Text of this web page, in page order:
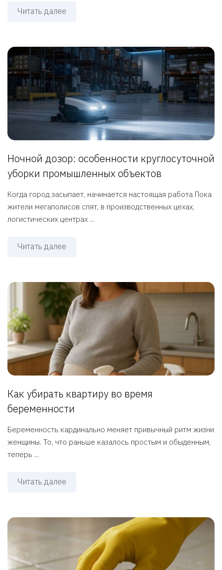
Читать далее
Ночной дозор: особенности круглосуточной
уборки промышленных объектов
Когда город засыпает, начинается настоящая работа Пока
жители мегаполисов спят, в производственных цехах,
логистических центрах ...
Читать далее
Как убирать квартиру во время
беременности
Беременность кардинально меняет привычный ритм жизни
женщины. То, что раньше казалось простым и обыденным,
теперь ...
Читать далее